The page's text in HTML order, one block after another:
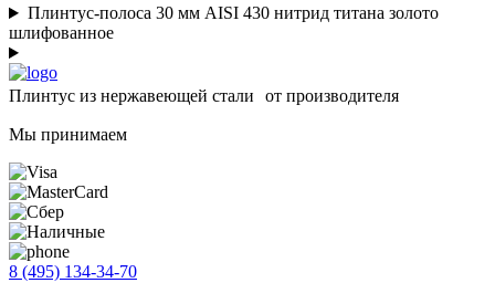
Плинтус-полоса 30 мм AISI 430 нитрид титана золото
шлифованное
Плинтус из нержавеющей стали от производителя
Мы принимаем
8 (495) 134-34-70